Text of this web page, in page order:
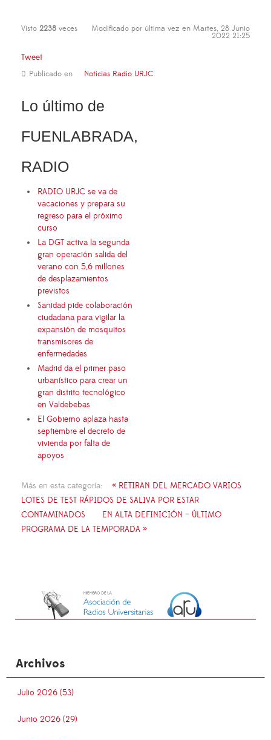
Visto 2238 veces Modificado por última vez en Martes, 28 Junio
2022 21:25
Tweet
Publicado en Noticias Radio URJC
Lo último de
FUENLABRADA,
RADIO
RADIO URJC se va de
vacaciones y prepara su
regreso para el próximo
curso
La DGT activa la segunda
gran operación salida del
verano con 5,6 millones
de desplazamientos
previstos
Sanidad pide colaboración
ciudadana para vigilar la
expansión de mosquitos
transmisores de
enfermedades
Madrid da el primer paso
urbanístico para crear un
gran distrito tecnológico
en Valdebebas
El Gobierno aplaza hasta
septiembre el decreto de
vivienda por falta de
apoyos
Más en esta categoría:
« RETIRAN DEL MERCADO VARIOS
LOTES DE TEST RÁPIDOS DE SALIVA POR ESTAR
CONTAMINADOS
EN ALTA DEFINICIÓN – ÚLTIMO
PROGRAMA DE LA TEMPORADA »
Archivos
Julio 2026 (53)
Junio 2026 (29)